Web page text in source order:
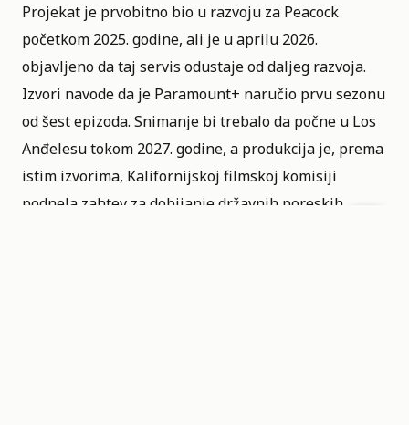
Projekat je prvobitno bio u razvoju za Peacock
početkom 2025. godine, ali je u aprilu 2026.
objavljeno da taj servis odustaje od daljeg razvoja.
Izvori navode da je Paramount+ naručio prvu sezonu
od šest epizoda. Snimanje bi trebalo da počne u Los
Anđelesu tokom 2027. godine, a produkcija je, prema
istim izvorima, Kalifornijskoj filmskoj komisiji
podnela zahtev za dobijanje državnih poreskih